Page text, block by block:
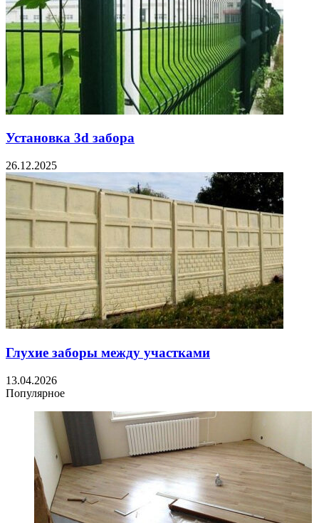
Установка 3d забора
26.12.2025
Глухие заборы между участками
13.04.2026
Популярное